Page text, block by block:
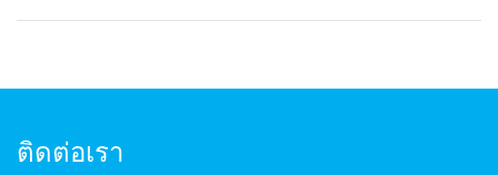
ติดต่อเรา